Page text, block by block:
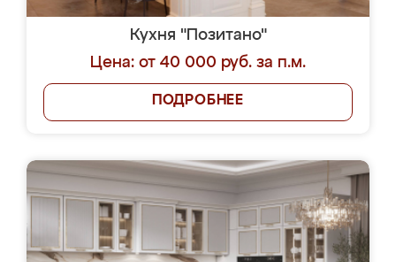
Кухня "Позитано"
Цена: от 40 000 руб. за п.м.
ПОДРОБНЕЕ